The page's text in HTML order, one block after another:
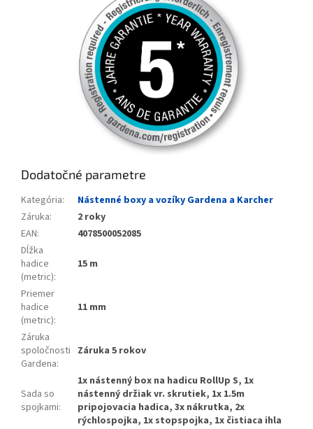
Dodatočné parametre
Kategória:
Nástenné boxy a vozíky Gardena a Karcher
Záruka:
2 roky
EAN:
4078500052085
Dĺžka
hadice
(metric):
15 m
Priemer
hadice
(metric):
11 mm
Záruka
spoločnosti
Gardena:
Záruka 5 rokov
Sada so
spojkami:
1x nástenný box na hadicu RollUp S, 1x
nástenný držiak vr. skrutiek, 1x 1.5m
pripojovacia hadica, 3x nákrutka, 2x
rýchlospojka, 1x stopspojka, 1x čistiaca ihla